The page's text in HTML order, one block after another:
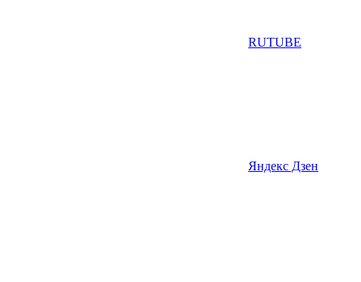
RUTUBE
Яндекс Дзен